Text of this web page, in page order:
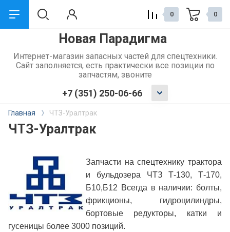
назад
Сервис и поддержка
Обмен и возврат
Доставка
Новая Парадигма
Интернет-магазин запасных частей для спецтехники.
Сайт заполняется, есть практически все позиции по
запчастям, звоните
+7 (351) 250-06-66
0 0
Главная ЧТЗ-Уралтрак
ЧТЗ-Уралтрак
Запчасти на спецтехнику трактора
и бульдозера ЧТЗ Т-130, Т-170,
Б10,Б12 Всегда в наличии: болты,
фрикционы, гидроцилиндры,
бортовые редукторы, катки и
гусеницы более 3000 позиций.